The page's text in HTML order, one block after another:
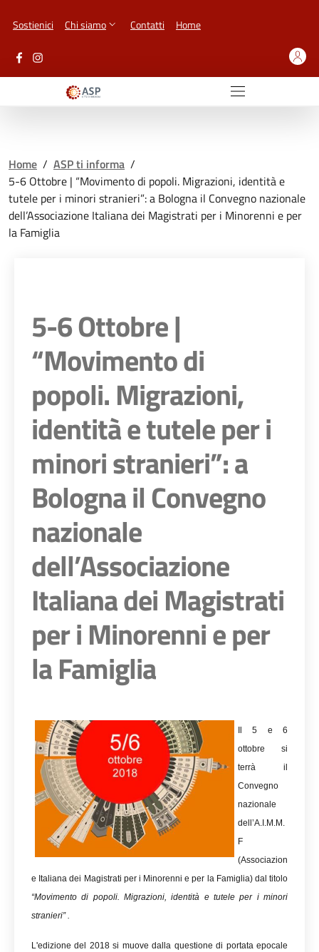
Sostienici Chi siamo Contatti Home
Home / ASP ti informa /
5-6 Ottobre | “Movimento di popoli. Migrazioni, identità e
tutele per i minori stranieri”: a Bologna il Convegno nazionale
dell’Associazione Italiana dei Magistrati per i Minorenni e per
la Famiglia
5-6 Ottobre |
“Movimento di
popoli. Migrazioni,
identità e tutele per i
minori stranieri”: a
Bologna il Convegno
nazionale
dell’Associazione
Italiana dei Magistrati
per i Minorenni e per
la Famiglia
Il 5 e 6
ottobre si
terrà il
Convegno
nazionale
dell’A.I.M.M.
F
(Associazion
e Italiana dei Magistrati per i Minorenni e per la Famiglia) dal titolo
“Movimento di popoli. Migrazioni, identità e tutele per i minori
stranieri” .
L'edizione del 2018 si muove dalla questione di portata epocale